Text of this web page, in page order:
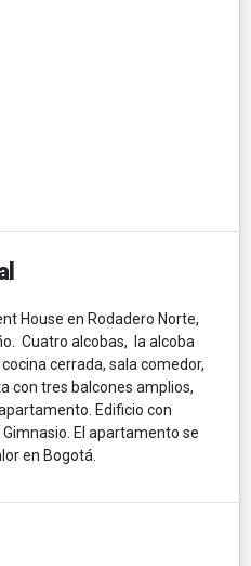
House en Rodadero Norte,
Cuatro alcobas, la alcoba
cerrada, sala comedor,
con tres balcones amplios,
Edificio con
El apartamento se
en Bogotá.